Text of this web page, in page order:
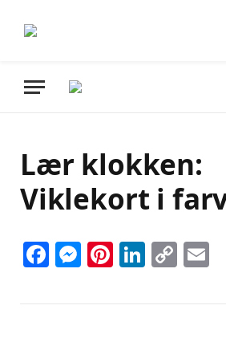
Lær klokken:
Viklekort i
Facebook
Messenger
Pinterest
Copy